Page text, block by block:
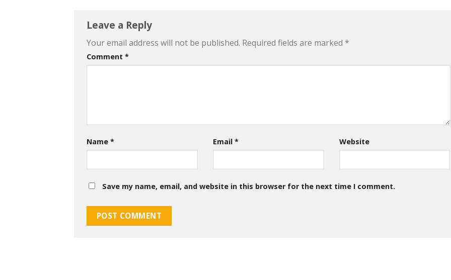
Leave a Reply
Your email address will not be published. Required fields are marked *
Comment *
Name * Email * Website
Save my name, email, and website in this browser for the next time I comment.